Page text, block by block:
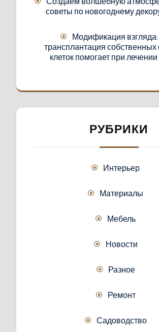
советы по новогоднему
Модификация взгляда:
трансплантация
клеток помогает при
РУБРИКИ
Интерьер
Материалы
Мебель
Новости
Разное
Ремонт
Садоводство